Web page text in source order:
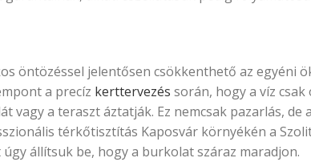
öntözéssel jelentősen csökkenthető az egyéni
a precíz kerttervezés során, hogy a víz
vagy a teraszt áztatják. Ez nemcsak pazarlás,
térkőtisztítás Kaposvár környékén a
állítsuk be, hogy a burkolat száraz maradjon.